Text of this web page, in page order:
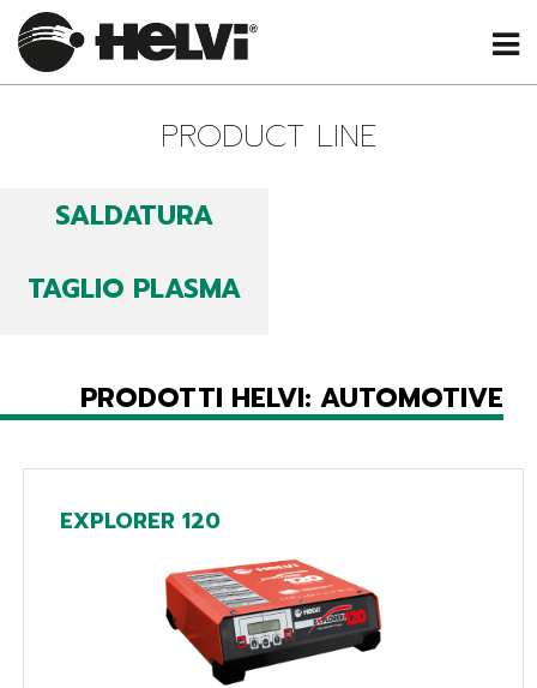
PRODUCT LINE
SALDATURA
TAGLIO PLASMA
PRODOTTI HELVI: AUTOMOTIVE
EXPLORER 120